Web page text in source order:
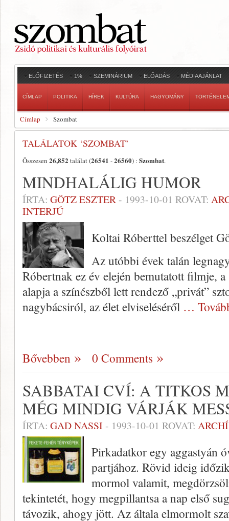
ELŐFIZETÉS 1% SZEMINÁRIUM ELŐADÁS MÉDIAAJÁNLAT
CÍMLAP POLITIKA HÍREK KULTÚRA HAGYOMÁNY
Címlap Szombat
TALÁLATOK ‘SZOMBAT’
Összesen 26,852 találat (26541 -26560) : Szombat.
MINDHALÁLIG HUMOR
ÍRTA: GÖTZ ESZTER- 1993-10-01 ROVAT:
INTERJÚ
Koltai Róberttel beszélget
Az utóbbi évek talán
Róbertnak ez év elején bemutatott filmje,
alapja a színészből lett rendező „privát”
nagybácsiról, az élet elviseléséről …
Bővebben 0 Comments
SABBATAI CVÍ: A TITKOS
MÉG MINDIG VÁRJÁK
ÍRTA: GAD NASSI - 1993-10-01 ROVAT:
Pirkadatkor egy aggastyán
partjához. Rövid ideig
mormol valamit,
tekintetét, hogy megpillantsa a nap első
távozik, ahogy jött. Az általa elmormolt